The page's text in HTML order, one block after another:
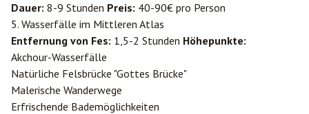
Dauer: 8-9 Stunden Preis: 40-90€ pro Person
5. Wasserfälle im Mittleren Atlas
Entfernung von Fes: 1,5-2 Stunden Höhepunkte:
Akchour-Wasserfälle
Natürliche Felsbrücke "Gottes Brücke"
Malerische Wanderwege
Erfrischende Bademöglichkeiten